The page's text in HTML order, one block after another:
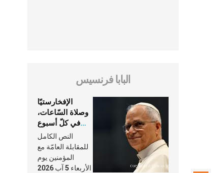
البابا فرنسيس
الإفخارستيّا
وصلاة السّاعات،
في كلّ أسبوع
وكلّ يوم، هما
النَّفَس في حياة
الكنيسة
النص الكامل
للمقابلة العامّة مع
المؤمنين يوم
الأربعاء 5 آب 2026